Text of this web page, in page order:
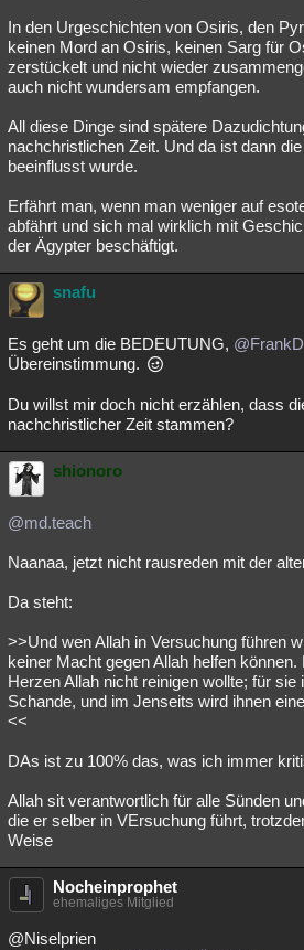
In den Urgeschichten von Osiris, den
keinen Mord an Osiris, keinen Sarg für
zerstückelt und nicht wieder
auch nicht wundersam empfangen.
All diese Dinge sind spätere
nachchristlichen Zeit. Und da ist dann
beeinflusst wurde.
Erfährt man, wenn man weniger auf
abfährt und sich mal wirklich mit
der Ägypter beschäftigt.
snafu
Es geht um die BEDEUTUNG, @FrankD
Übereinstimmung.
Du willst mir doch nicht erzählen, dass
nachchristlicher Zeit stammen?
shionoro
@md.teach
Naanaa, jetzt nicht rausreden mit der
Da steht:
>>Und wen Allah in Versuchung führen
keiner Macht gegen Allah helfen
Herzen Allah nicht reinigen wollte; für sie
Schande, und im Jenseits wird ihnen
<<
DAs ist zu 100% das, was ich immer
Allah sit verantwortlich für alle Sünden
die er selber in VErsuchung führt,
Weise
Nocheinprophet
ehemaliges Mitglied
@Niselprien